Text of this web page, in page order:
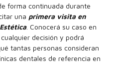
forma continuada durante
una primera visita en
. Conocerá su caso en
decisión y podrá
tantas personas consideran
dentales de referencia en